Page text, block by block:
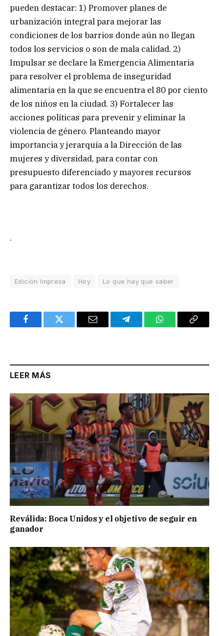
pueden destacar: 1) Promover planes de
urbanización integral para mejorar las
condiciones de los barrios donde aún no llegan
todos los servicios o son de mala calidad. 2)
Impulsar se declare la Emergencia Alimentaria
para resolver el problema de inseguridad
alimentaria en la que se encuentra el 80 por ciento
de los niños en la ciudad. 3) Fortalecer las
acciones políticas para prevenir y eliminar la
violencia de género. Planteando mayor
importancia y jerarquía a la Dirección de las
mujeres y diversidad, para contar con
presupuesto diferenciado y mayores recursos
para garantizar todos los derechos.
.
Edición Impresa Hoy Lo que hay que saber
FacebookTwitter Email TelegramWhatsAppCopy
LEER MÁS
Reválida: Boca Unidos y el objetivo de seguir en
ganador